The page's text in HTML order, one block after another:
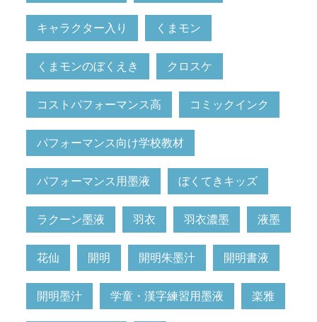
キャラクター入り くまモン
くまモンのぼくえき クロスケ
コストパフォーマンス高 コミックインク
パフォーマンス向け学校教材
パフォーマンス用墨液 ぼくてきキッズ
ラクーン墨液 羽衣 羽衣濃墨 液墨
花仙 開明 開明朱墨汁 開明書液
開明墨汁 学童・漢字練習用墨液 楽雅